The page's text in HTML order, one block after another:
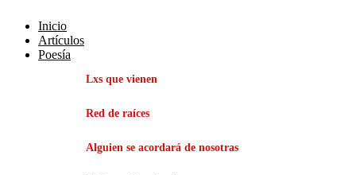
Inicio
Artículos
Poesía
Lxs que vienen
Red de raíces
Alguien se acordará de nosotras